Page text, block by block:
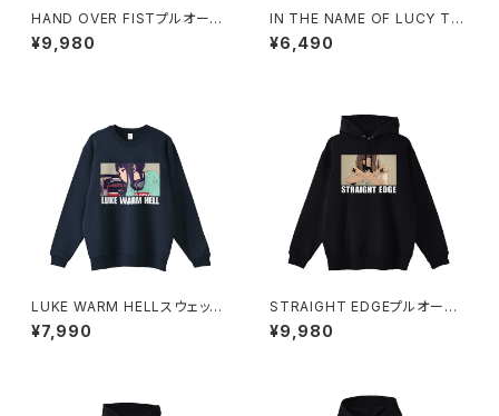
HAND OVER FISTプルオーバ
ーパーカー 1014-230221350
¥9,980
IN THE NAME OF LUCY Tシ
ャツ_Red Medicine 1014-23
0221313
¥6,490
LUKE WARM HELLスウェット
シャツ 1014-230221342
¥7,990
STRAIGHT EDGEプルオーバ
ーパーカー 1014-230221347
¥9,980